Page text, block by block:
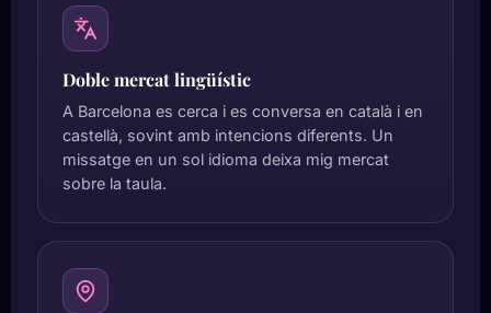
Doble mercat lingüístic
A Barcelona es cerca i es conversa en català i en
castellà, sovint amb intencions diferents. Un
missatge en un sol idioma deixa mig mercat
sobre la taula.